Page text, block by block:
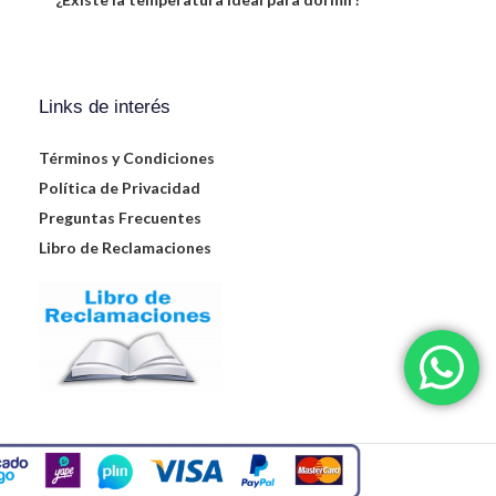
Links de interés
Términos y Condiciones
Política de Privacidad
Preguntas Frecuentes
Libro de Reclamaciones